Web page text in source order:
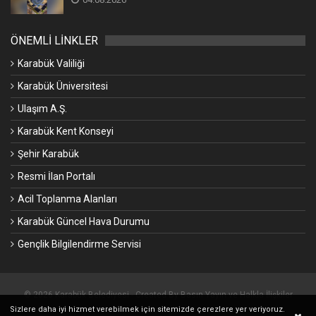
ÖNEMLİ LİNKLER
Karabük Valiliği
Karabük Üniversitesi
Ulaşım A.Ş.
Karabük Kent Konseyi
Şehir Karabük
Resmi İlan Portalı
Acil Toplanma Alanları
Karabük Güncel Hava Durumu
Gençlik Bilgilendirme Servisi
© 2026 Karabük Belediyesi - Created By Basın Yayın ve Halkla İlişkiler
Müdürlüğü.
Sizlere daha iyi hizmet verebilmek için sitemizde çerezlere yer veriyoruz.